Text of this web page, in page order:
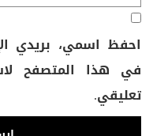
احفظ اسمي، بريدي
في هذا المتصفح
تعليقي.